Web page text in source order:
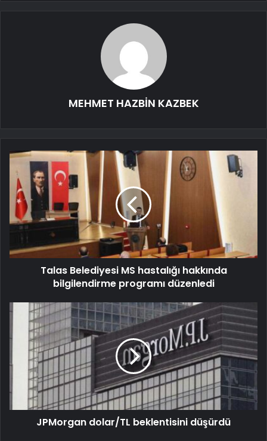
MEHMET HAZBİN KAZBEK
Talas Belediyesi MS hastalığı hakkında
bilgilendirme programı düzenledi
JPMorgan dolar/TL beklentisini düşürdü